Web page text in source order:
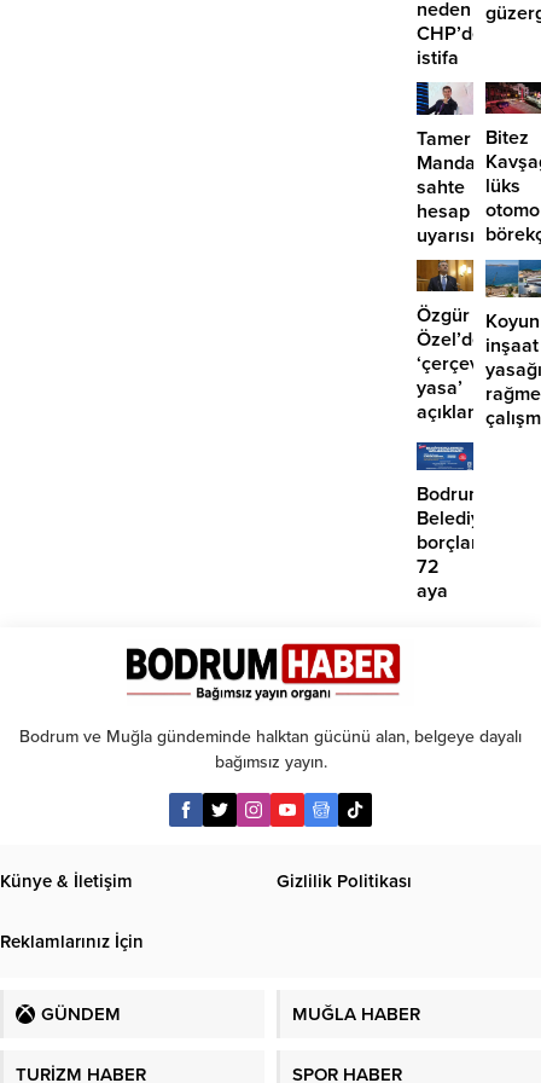
neden
CHP’den
istifa
etmiyor?
Tamer
sahte
hesap
uyarısı
Bitez
lüks
girdi:
2
Özgür
Özel’den
‘çerçeve
yasa’
açıklaması:
‘İmza
atma
çabamız
yok’
inşaat
Bodrum
borçlara
72
aya
Bodrum ve Muğla gündeminde halktan gücünü alan, belgeye dayalı
bağımsız yayın.
Künye & İletişim Gizlilik Politikası
Reklamlarınız İçin
GÜNDEM MUĞLA HABER
TURİZM HABER SPOR HABER